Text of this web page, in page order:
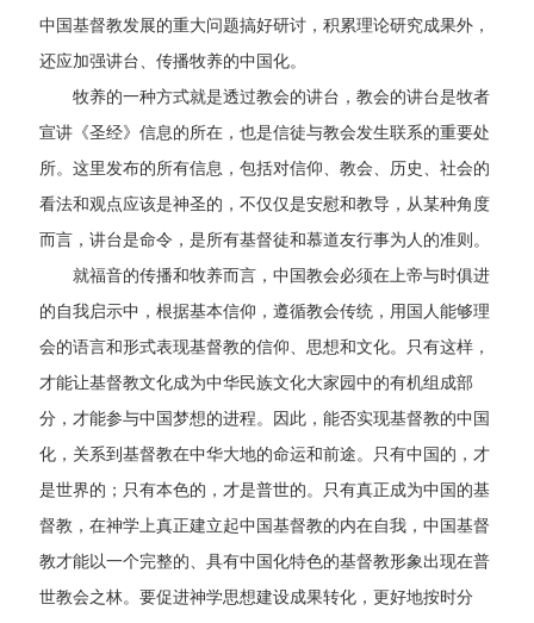
中国基督教发展的重大问题搞好研讨，积累理论研究成果外，
还应加强讲台、传播牧养的中国化。
牧养的一种方式就是透过教会的讲台，教会的讲台是牧者
宣讲《圣经》信息的所在，也是信徒与教会发生联系的重要处
所。这里发布的所有信息，包括对信仰、教会、历史、社会的
看法和观点应该是神圣的，不仅仅是安慰和教导，从某种角度
而言，讲台是命令，是所有基督徒和慕道友行事为人的准则。
就福音的传播和牧养而言，中国教会必须在上帝与时俱进
的自我启示中，根据基本信仰，遵循教会传统，用国人能够理
会的语言和形式表现基督教的信仰、思想和文化。只有这样，
才能让基督教文化成为中华民族文化大家园中的有机组成部
分，才能参与中国梦想的进程。因此，能否实现基督教的中国
化，关系到基督教在中华大地的命运和前途。只有中国的，才
是世界的；只有本色的，才是普世的。只有真正成为中国的基
督教，在神学上真正建立起中国基督教的内在自我，中国基督
教才能以一个完整的、具有中国化特色的基督教形象出现在普
世教会之林。要促进神学思想建设成果转化，更好地按时分